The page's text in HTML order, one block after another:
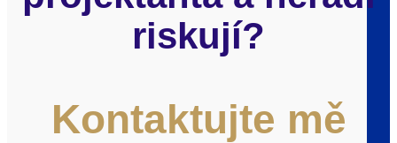
riskují?
Kontaktujte mě